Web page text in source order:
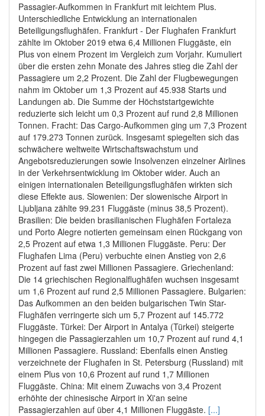
Passagier-Aufkommen in Frankfurt mit leichtem Plus.
Unterschiedliche Entwicklung an internationalen
Beteiligungsflughäfen. Frankfurt - Der Flughafen Frankfurt
zählte im Oktober 2019 etwa 6,4 Millionen Fluggäste, ein
Plus von einem Prozent im Vergleich zum Vorjahr. Kumuliert
über die ersten zehn Monate des Jahres stieg die Zahl der
Passagiere um 2,2 Prozent. Die Zahl der Flugbewegungen
nahm im Oktober um 1,3 Prozent auf 45.938 Starts und
Landungen ab. Die Summe der Höchststartgewichte
reduzierte sich leicht um 0,3 Prozent auf rund 2,8 Millionen
Tonnen. Fracht: Das Cargo-Aufkommen ging um 7,3 Prozent
auf 179.273 Tonnen zurück. Insgesamt spiegelten sich das
schwächere weltweite Wirtschaftswachstum und
Angebotsreduzierungen sowie Insolvenzen einzelner Airlines
in der Verkehrsentwicklung im Oktober wider. Auch an
einigen internationalen Beteiligungsflughäfen wirkten sich
diese Effekte aus. Slowenien: Der slowenische Airport in
Ljubljana zählte 99.231 Fluggäste (minus 38,5 Prozent).
Brasilien: Die beiden brasilianischen Flughäfen Fortaleza
und Porto Alegre notierten gemeinsam einen Rückgang von
2,5 Prozent auf etwa 1,3 Millionen Fluggäste. Peru: Der
Flughafen Lima (Peru) verbuchte einen Anstieg von 2,6
Prozent auf fast zwei Millionen Passagiere. Griechenland:
Die 14 griechischen Regionalflughäfen wuchsen insgesamt
um 1,6 Prozent auf rund 2,5 Millionen Passagiere. Bulgarien:
Das Aufkommen an den beiden bulgarischen Twin Star-
Flughäfen verringerte sich um 5,7 Prozent auf 145.772
Fluggäste. Türkei: Der Airport in Antalya (Türkei) steigerte
hingegen die Passagierzahlen um 10,7 Prozent auf rund 4,1
Millionen Passagiere. Russland: Ebenfalls einen Anstieg
verzeichnete der Flughafen in St. Petersburg (Russland) mit
einem Plus von 10,6 Prozent auf rund 1,7 Millionen
Fluggäste. China: Mit einem Zuwachs von 3,4 Prozent
erhöhte der chinesische Airport in Xi'an seine
Passagierzahlen auf über 4,1 Millionen Fluggäste. [...]